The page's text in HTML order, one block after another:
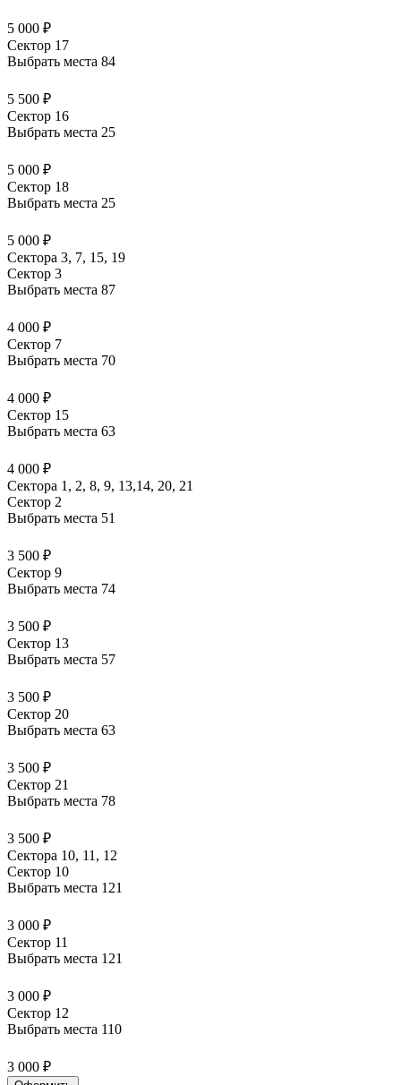
5 000 ₽
Сектор 17
Выбрать места 84
5 500 ₽
Сектор 16
Выбрать места 25
5 000 ₽
Сектор 18
Выбрать места 25
5 000 ₽
Сектора 3, 7, 15, 19
Сектор 3
Выбрать места 87
4 000 ₽
Сектор 7
Выбрать места 70
4 000 ₽
Сектор 15
Выбрать места 63
4 000 ₽
Сектора 1, 2, 8, 9, 13,14, 20, 21
Сектор 2
Выбрать места 51
3 500 ₽
Сектор 9
Выбрать места 74
3 500 ₽
Сектор 13
Выбрать места 57
3 500 ₽
Сектор 20
Выбрать места 63
3 500 ₽
Сектор 21
Выбрать места 78
3 500 ₽
Сектора 10, 11, 12
Сектор 10
Выбрать места 121
3 000 ₽
Сектор 11
Выбрать места 121
3 000 ₽
Сектор 12
Выбрать места 110
3 000 ₽